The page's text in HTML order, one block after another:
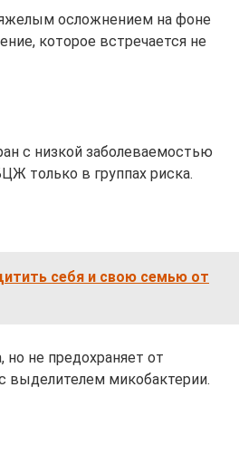
осложнением на фоне
которое встречается не
с низкой заболеваемостью
только в группах риска.
себя и свою семью от
не предохраняет от
выделителем микобактерии.